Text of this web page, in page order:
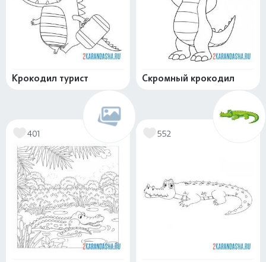
Крокодил турист Скромный крокодил
401 552